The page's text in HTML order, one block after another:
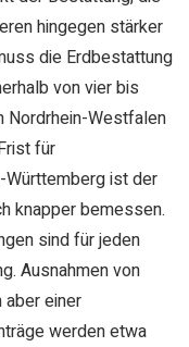
hingegen stärker
die Erdbestattung
von vier bis
Nordrhein-Westfalen
für
Württemberg ist der
knapper bemessen.
sind für jeden
Ausnahmen von
einer
werden etwa